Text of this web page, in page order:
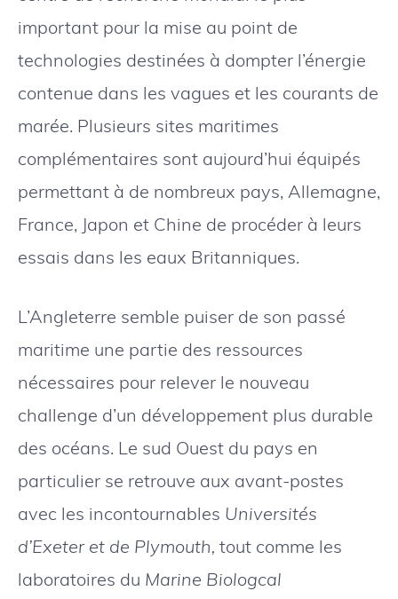
important pour la mise au point de
technologies destinées à dompter l’énergie
contenue dans les vagues et les courants de
marée. Plusieurs sites maritimes
complémentaires sont aujourd’hui équipés
permettant à de nombreux pays, Allemagne,
France, Japon et Chine de procéder à leurs
essais dans les eaux Britanniques.
L’Angleterre semble puiser de son passé
maritime une partie des ressources
nécessaires pour relever le nouveau
challenge d’un développement plus durable
des océans. Le sud Ouest du pays en
particulier se retrouve aux avant-postes
avec les incontournables Universités
d’Exeter et de Plymouth, tout comme les
laboratoires du Marine Biologcal